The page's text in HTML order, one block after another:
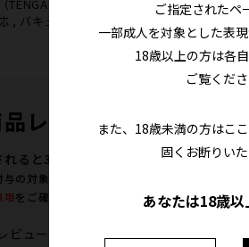
TENGA） , 使い切り(TENGA) , ジャイロ
, バキュームコントローラー対応 , 割引
レビュー
れると300ポイントプレゼント！
の対象外となる商品がございます。
項をご確認の上、投稿をお願い致します。
ビューはありません
ご指定されたペ
一部成人を対象とした表
18歳以上の方は各
ご覧くだ
また、18歳未満の方はこ
固くお断りい
あなたは18歳